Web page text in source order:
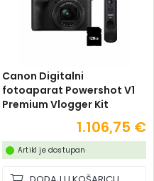
Canon Digitalni
fotoaparat Powershot V1
Premium Vlogger Kit
1.106,75 €
Artikl je dostupan